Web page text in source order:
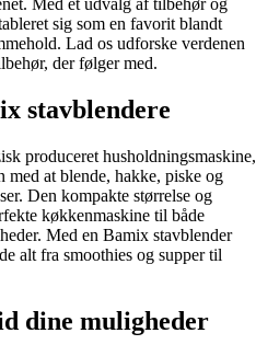
sig som en favorit blandt
Lad os udforske verdenen
der følger med.
stavblendere
produceret husholdningsmaskine,
med at blende, hakke, piske og
Den kompakte størrelse og
køkkenmaskine til både
Med en Bamix stavblender
alt fra smoothies og supper til
dine muligheder